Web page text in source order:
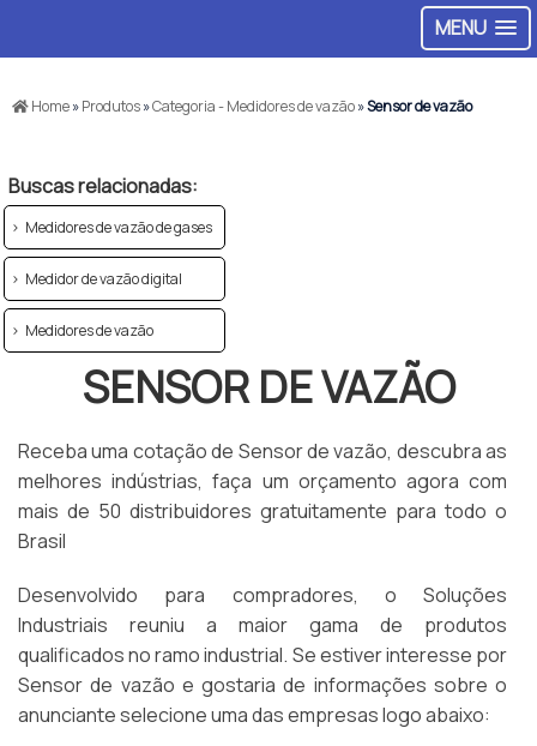
MENU
Home»Produtos»Categoria - Medidores de vazão»Sensor de vazão
Buscas relacionadas:
Medidores de vazão de gases
Medidor de vazão digital
Medidores de vazão
SENSOR DE VAZÃO
Receba uma cotação de Sensor de vazão, descubra as
melhores indústrias, faça um orçamento agora com
mais de 50 distribuidores gratuitamente para todo o
Brasil
Desenvolvido para compradores, o Soluções
Industriais reuniu a maior gama de produtos
qualificados no ramo industrial. Se estiver interesse por
Sensor de vazão e gostaria de informações sobre o
anunciante selecione uma das empresas logo abaixo: